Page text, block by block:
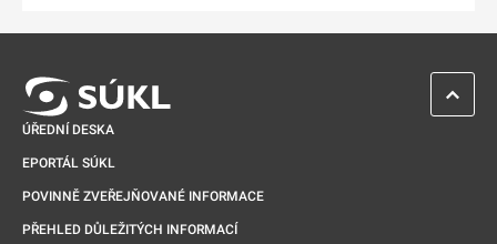
ÚŘEDNÍ DESKA
EPORTÁL SÚKL
POVINNĚ ZVEŘEJŇOVANÉ INFORMACE
PŘEHLED DŮLEŽITÝCH INFORMACÍ
ZPĚT